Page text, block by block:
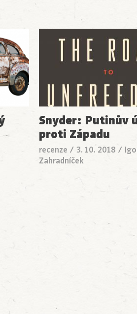
Snyder: Putinův
proti Západu
recenze /3. 10. 2018 /
Zahradníček